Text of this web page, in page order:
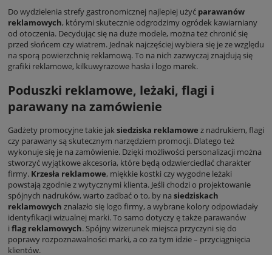
Do wydzielenia strefy gastronomicznej najlepiej użyć parawanów
reklamowych, którymi skutecznie odgrodzimy ogródek kawiarniany
od otoczenia. Decydując się na duże modele, można też chronić się
przed słońcem czy wiatrem. Jednak najczęściej wybiera się je ze względu
na sporą powierzchnię reklamową. To na nich zazwyczaj znajdują się
grafiki reklamowe, kilkuwyrazowe hasła i logo marek.
Poduszki reklamowe, leżaki, flagi i
parawany na zamówienie
Gadżety promocyjne takie jaksiedziska reklamowe z nadrukiem, flagi
czy parawany są skutecznym narzędziem promocji. Dlatego też
wykonuje się je na zamówienie. Dzięki możliwości personalizacji można
stworzyć wyjątkowe akcesoria, które będą odzwierciedlać charakter
firmy. Krzesła reklamowe, miękkie kostki czy wygodne leżaki
powstają zgodnie z wytycznymi klienta. Jeśli chodzi o projektowanie
spójnych nadruków, warto zadbać o to, by na siedziskach
reklamowych znalazło się logo firmy, a wybrane kolory odpowiadały
identyfikacji wizualnej marki. To samo dotyczy ę także parawanów
i flag reklamowych. Spójny wizerunek miejsca przyczyni się do
poprawy rozpoznawalności marki, a co za tym idzie – przyciągnięcia
klientów.